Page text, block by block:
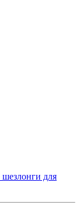
для